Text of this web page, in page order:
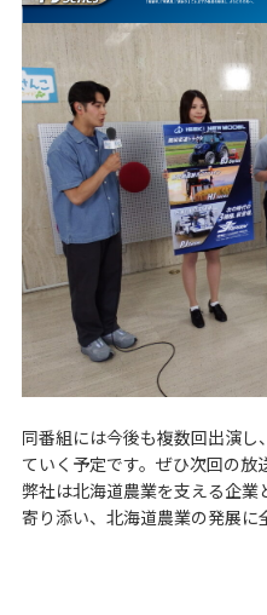
同番組には今後も複数回出演
ていく予定です。ぜひ次回の放
弊社は北海道農業を支える企業
寄り添い、北海道農業の発展に